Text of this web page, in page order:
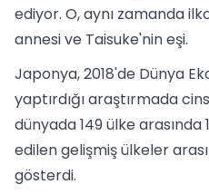
ediyor. O, aynı zamanda
annesi ve Taisuke'nin eşi.
Japonya, 2018'de Dünya
yaptırdığı araştırmada
dünyada 149 ülke arasında
edilen gelişmiş ülkeler
gösterdi.